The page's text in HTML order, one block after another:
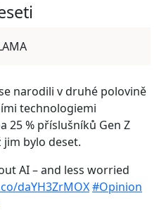
narodili v druhé polovině
technologiemi
25 % příslušníků Gen Z
bylo deset.
AI – and less worried
daYH3ZrMOX#Opinion